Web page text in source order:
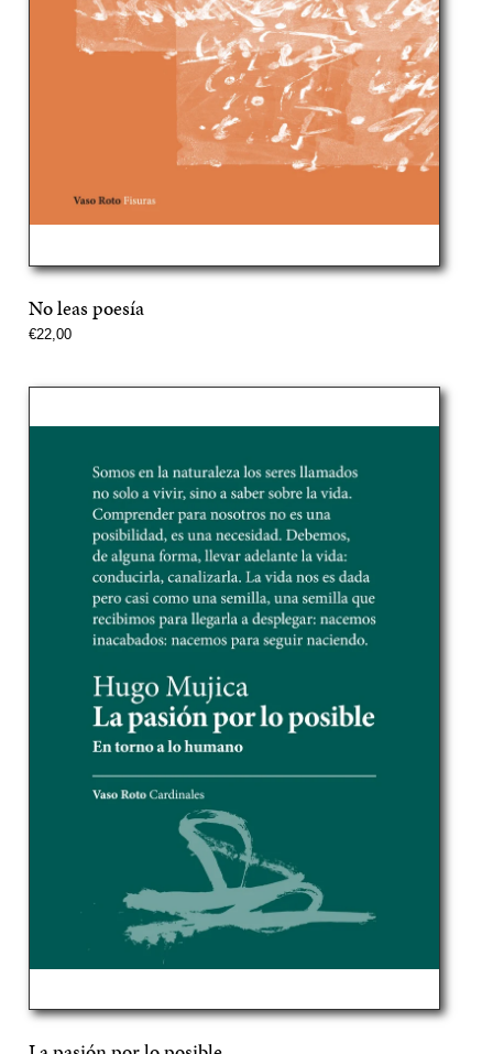
No leas poesía
Precio
€22,00